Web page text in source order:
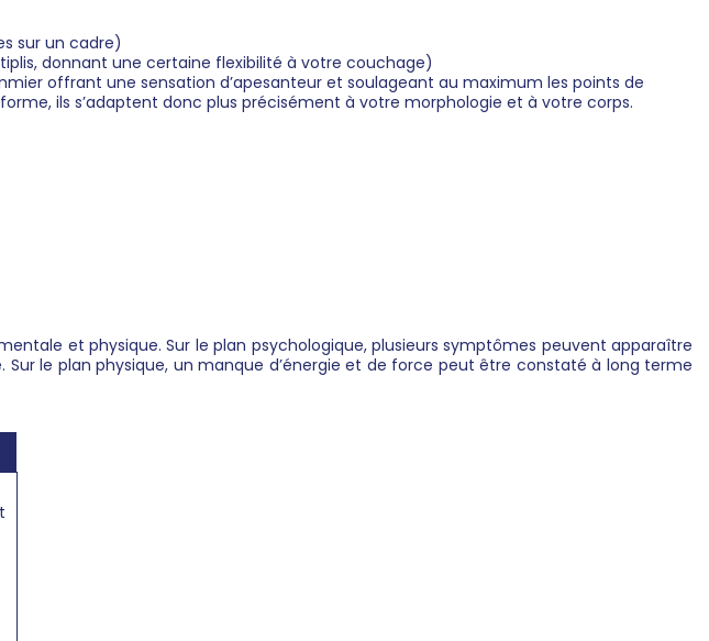
sur un cadre)
donnant une certaine flexibilité à votre couchage)
offrant une sensation d’apesanteur et soulageant au maximum les points de
ils s’adaptent donc plus précisément à votre morphologie et à votre corps.
et physique. Sur le plan psychologique, plusieurs symptômes peuvent apparaître
le plan physique, un manque d’énergie et de force peut être constaté à long terme